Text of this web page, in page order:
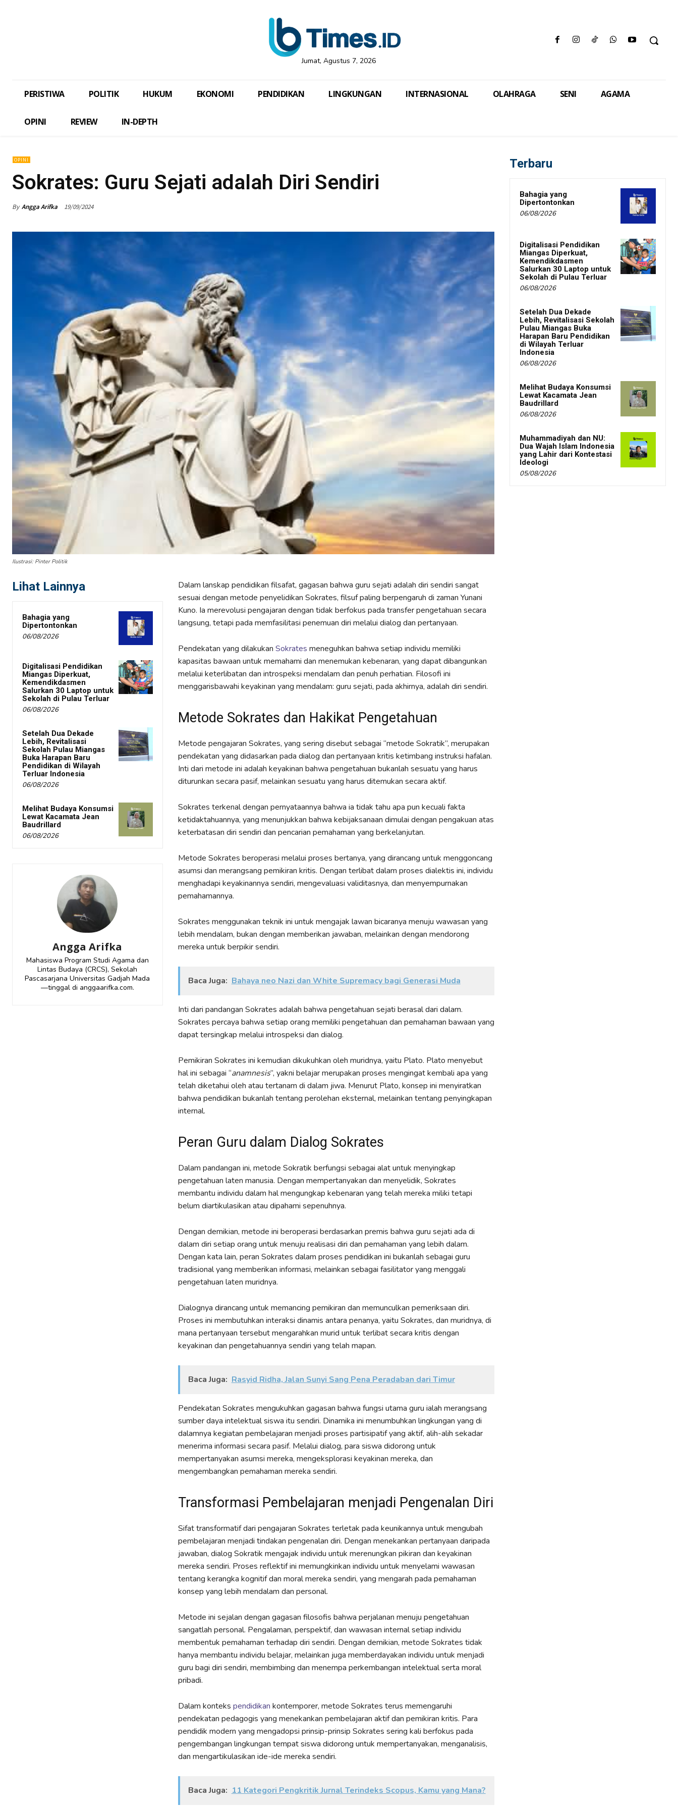
Jumat, Agustus 7, 2026
PERISTIWA POLITIK HUKUM EKONOMI PENDIDIKAN LINGKUNGAN INTERNASIONAL OLAHRAGA SENI AGAMA
OPINI REVIEW IN-DEPTH
OPINI
Sokrates: Guru Sejati adalah Diri Sendiri
By Angga Arifka 19/09/2024
Ilustrasi: Pinter Politik
Lihat Lainnya
Bahagia yang
Dipertontonkan
06/08/2026
Digitalisasi Pendidikan
Miangas Diperkuat,
Kemendikdasmen
Salurkan 30 Laptop untuk
Sekolah di Pulau Terluar
06/08/2026
Setelah Dua Dekade
Lebih, Revitalisasi
Sekolah Pulau Miangas
Buka Harapan Baru
Pendidikan di Wilayah
Terluar Indonesia
06/08/2026
Melihat Budaya Konsumsi
Lewat Kacamata Jean
Baudrillard
06/08/2026
Angga Arifka
Mahasiswa Program Studi Agama dan
Lintas Budaya (CRCS), Sekolah
Pascasarjana Universitas Gadjah Mada
—tinggal di anggaarifka.com.
Dalam lanskap pendidikan filsafat, gagasan bahwa guru sejati adalah diri sendiri sangat
sesuai dengan metode penyelidikan Sokrates, filsuf paling berpengaruh di zaman Yunani
Kuno. Ia merevolusi pengajaran dengan tidak berfokus pada transfer pengetahuan secara
langsung, tetapi pada memfasilitasi penemuan diri melalui dialog dan pertanyaan.
Pendekatan yang dilakukan Sokrates meneguhkan bahwa setiap individu memiliki
kapasitas bawaan untuk memahami dan menemukan kebenaran, yang dapat dibangunkan
melalui keterlibatan dan introspeksi mendalam dan penuh perhatian. Filosofi ini
menggarisbawahi keyakinan yang mendalam: guru sejati, pada akhirnya, adalah diri sendiri.
Metode Sokrates dan Hakikat Pengetahuan
Metode pengajaran Sokrates, yang sering disebut sebagai “metode Sokratik”, merupakan
pendekatan yang didasarkan pada dialog dan pertanyaan kritis ketimbang instruksi hafalan.
Inti dari metode ini adalah keyakinan bahwa pengetahuan bukanlah sesuatu yang harus
diturunkan secara pasif, melainkan sesuatu yang harus ditemukan secara aktif.
Sokrates terkenal dengan pernyataannya bahwa ia tidak tahu apa pun kecuali fakta
ketidaktahuannya, yang menunjukkan bahwa kebijaksanaan dimulai dengan pengakuan atas
keterbatasan diri sendiri dan pencarian pemahaman yang berkelanjutan.
Metode Sokrates beroperasi melalui proses bertanya, yang dirancang untuk menggoncang
asumsi dan merangsang pemikiran kritis. Dengan terlibat dalam proses dialektis ini, individu
menghadapi keyakinannya sendiri, mengevaluasi validitasnya, dan menyempurnakan
pemahamannya.
Sokrates menggunakan teknik ini untuk mengajak lawan bicaranya menuju wawasan yang
lebih mendalam, bukan dengan memberikan jawaban, melainkan dengan mendorong
mereka untuk berpikir sendiri.
Baca Juga: Bahaya neo Nazi dan White Supremacy bagi Generasi Muda
Inti dari pandangan Sokrates adalah bahwa pengetahuan sejati berasal dari dalam.
Sokrates percaya bahwa setiap orang memiliki pengetahuan dan pemahaman bawaan yang
dapat tersingkap melalui introspeksi dan dialog.
Pemikiran Sokrates ini kemudian dikukuhkan oleh muridnya, yaitu Plato. Plato menyebut
hal ini sebagai “anamnesis”, yakni belajar merupakan proses mengingat kembali apa yang
telah diketahui oleh atau tertanam di dalam jiwa. Menurut Plato, konsep ini menyiratkan
bahwa pendidikan bukanlah tentang perolehan eksternal, melainkan tentang penyingkapan
internal.
Peran Guru dalam Dialog Sokrates
Dalam pandangan ini, metode Sokratik berfungsi sebagai alat untuk menyingkap
pengetahuan laten manusia. Dengan mempertanyakan dan menyelidik, Sokrates
membantu individu dalam hal mengungkap kebenaran yang telah mereka miliki tetapi
belum diartikulasikan atau dipahami sepenuhnya.
Dengan demikian, metode ini beroperasi berdasarkan premis bahwa guru sejati ada di
dalam diri setiap orang untuk menuju realisasi diri dan pemahaman yang lebih dalam.
Dengan kata lain, peran Sokrates dalam proses pendidikan ini bukanlah sebagai guru
tradisional yang memberikan informasi, melainkan sebagai fasilitator yang menggali
pengetahuan laten muridnya.
Dialognya dirancang untuk memancing pemikiran dan memunculkan pemeriksaan diri.
Proses ini membutuhkan interaksi dinamis antara penanya, yaitu Sokrates, dan muridnya, di
mana pertanyaan tersebut mengarahkan murid untuk terlibat secara kritis dengan
keyakinan dan pengetahuannya sendiri yang telah mapan.
Baca Juga: Rasyid Ridha, Jalan Sunyi Sang Pena Peradaban dari Timur
Pendekatan Sokrates mengukuhkan gagasan bahwa fungsi utama guru ialah merangsang
sumber daya intelektual siswa itu sendiri. Dinamika ini menumbuhkan lingkungan yang di
dalamnya kegiatan pembelajaran menjadi proses partisipatif yang aktif, alih-alih sekadar
menerima informasi secara pasif. Melalui dialog, para siswa didorong untuk
mempertanyakan asumsi mereka, mengeksplorasi keyakinan mereka, dan
mengembangkan pemahaman mereka sendiri.
Transformasi Pembelajaran menjadi Pengenalan Diri
Sifat transformatif dari pengajaran Sokrates terletak pada keunikannya untuk mengubah
pembelajaran menjadi tindakan pengenalan diri. Dengan menekankan pertanyaan daripada
jawaban, dialog Sokratik mengajak individu untuk merenungkan pikiran dan keyakinan
mereka sendiri. Proses reflektif ini memungkinkan individu untuk menyelami wawasan
tentang kerangka kognitif dan moral mereka sendiri, yang mengarah pada pemahaman
konsep yang lebih mendalam dan personal.
Metode ini sejalan dengan gagasan filosofis bahwa perjalanan menuju pengetahuan
sangatlah personal. Pengalaman, perspektif, dan wawasan internal setiap individu
membentuk pemahaman terhadap diri sendiri. Dengan demikian, metode Sokrates tidak
hanya membantu individu belajar, melainkan juga memberdayakan individu untuk menjadi
guru bagi diri sendiri, membimbing dan menempa perkembangan intelektual serta moral
pribadi.
Dalam konteks pendidikan kontemporer, metode Sokrates terus memengaruhi
pendekatan pedagogis yang menekankan pembelajaran aktif dan pemikiran kritis. Para
pendidik modern yang mengadopsi prinsip-prinsip Sokrates sering kali berfokus pada
pengembangan lingkungan tempat siswa didorong untuk mempertanyakan, menganalisis,
dan mengartikulasikan ide-ide mereka sendiri.
Baca Juga: 11 Kategori Pengkritik Jurnal Terindeks Scopus, Kamu yang Mana?
Terbaru
Bahagia yang
Dipertontonkan
06/08/2026
Digitalisasi Pendidikan
Miangas Diperkuat,
Kemendikdasmen
Salurkan 30 Laptop untuk
Sekolah di Pulau Terluar
06/08/2026
Setelah Dua Dekade
Lebih, Revitalisasi Sekolah
Pulau Miangas Buka
Harapan Baru Pendidikan
di Wilayah Terluar
Indonesia
06/08/2026
Melihat Budaya Konsumsi
Lewat Kacamata Jean
Baudrillard
06/08/2026
Muhammadiyah dan NU:
Dua Wajah Islam Indonesia
yang Lahir dari Kontestasi
Ideologi
05/08/2026